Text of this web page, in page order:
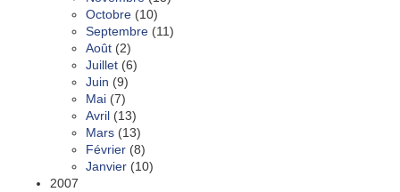
Octobre (10)
Septembre (11)
Août (2)
Juillet (6)
Juin (9)
Mai (7)
Avril (13)
Mars (13)
Février (8)
Janvier (10)
2007